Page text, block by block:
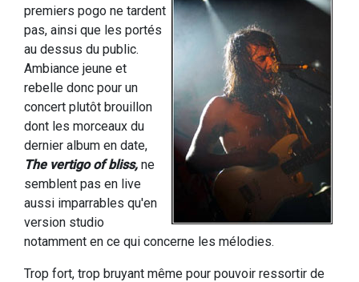
premiers pogo ne tardent
pas, ainsi que les portés
au dessus du public.
Ambiance jeune et
rebelle donc pour un
concert plutôt brouillon
dont les morceaux du
dernier album en date,
The vertigo of bliss, ne
semblent pas en live
aussi imparrables qu'en
version studio
notamment en ce qui concerne les mélodies.
Trop fort, trop bruyant même pour pouvoir ressortir de